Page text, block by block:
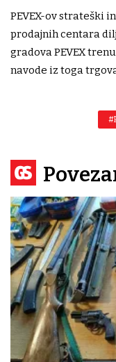
PEVEX-ov strateški
prodajnih centara
gradova PEVEX
navode iz toga